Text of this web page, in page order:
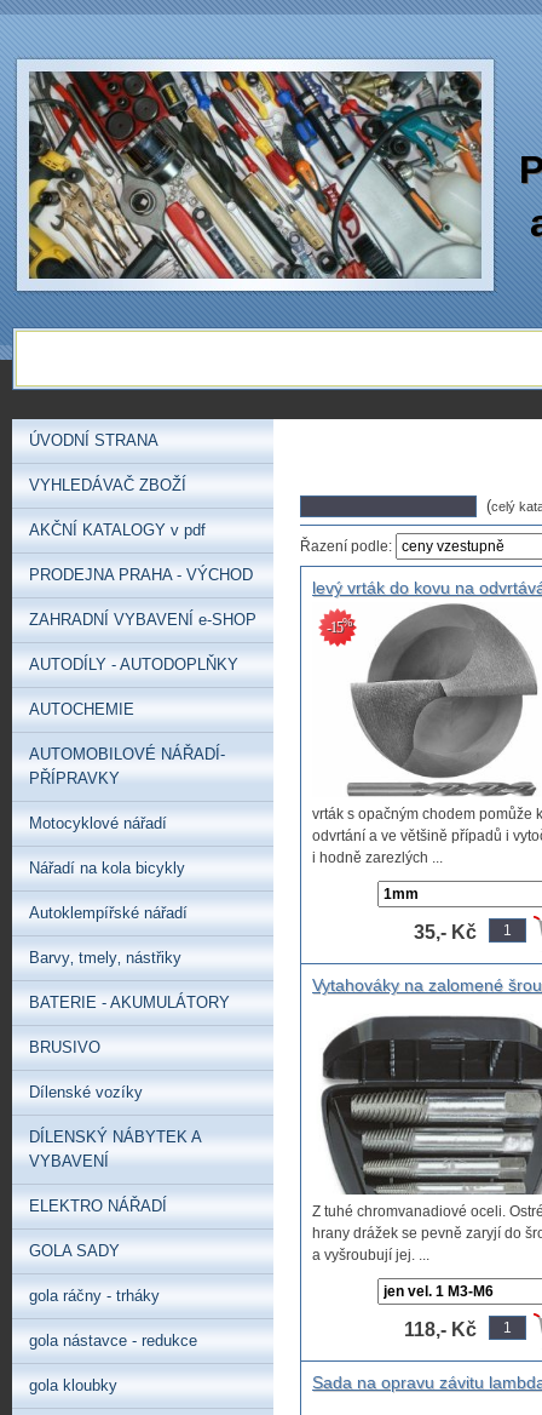
(celý
Řazení podle:
levý vrták do kovu na
zlomených utržených
šroubů,vrták s levou
šroubovicí,Vrták levotočivý
338LNHSS vrták na vytáčení
zalomených šroubů
levý vrták
-15%
vrták s opačným chodem pomůže k
odvrtání a ve většině případů i
i hodně zarezlých ...
35,- Kč
Vytahováky na zalomené
a drážkou Hi Trac profi
na zalomené šrouby,
na zalomené šrouby profi s
jemným šroubením
Z tuhé chromvanadiové oceli.
hrany drážek se pevně zaryjí do
a vyšroubují jej. ...
118,- Kč
Sada na opravu závitu
ÚVODNÍ STRANA
VYHLEDÁVAČ ZBOŽÍ
AKČNÍ KATALOGY v pdf
PRODEJNA PRAHA - VÝCHOD
ZAHRADNÍ VYBAVENÍ e-SHOP
AUTODÍLY - AUTODOPLŇKY
AUTOCHEMIE
AUTOMOBILOVÉ NÁŘADÍ-
PŘÍPRAVKY
Motocyklové nářadí
Nářadí na kola bicykly
Autoklempířské nářadí
Barvy‚ tmely‚ nástřiky
BATERIE - AKUMULÁTORY
BRUSIVO
Dílenské vozíky
DÍLENSKÝ NÁBYTEK A
VYBAVENÍ
ELEKTRO NÁŘADÍ
GOLA SADY
gola ráčny - trháky
gola nástavce - redukce
gola kloubky